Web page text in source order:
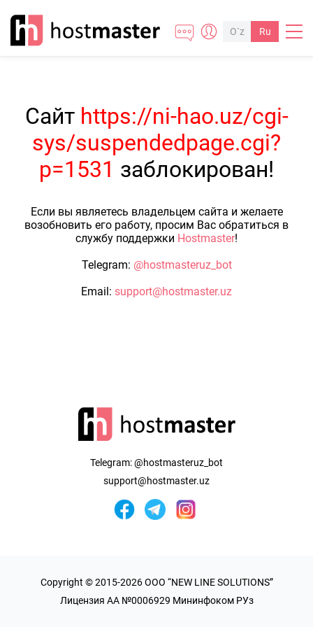
O`z Ru
Сайт https://ni-hao.uz/cgi-
sys/suspendedpage.cgi?
p=1531 заблокирован!
Если вы являетесь владельцем сайта и желаете
возобновить его работу, просим Вас обратиться в
службу поддержки Hostmaster!
Telegram: @hostmasteruz_bot
Email: support@hostmaster.uz
Telegram:@hostmasteruz_bot
support@hostmaster.uz
Copyright © 2015-2026 OOO “NEW LINE SOLUTIONS”
Лицензия AA №0006929 Мининфоком РУз